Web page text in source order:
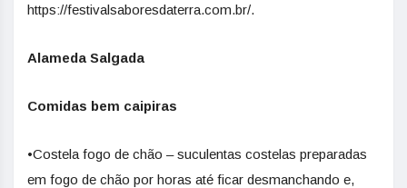
https://festivalsaboresdaterra.com.br/.
Alameda Salgada
Comidas bem caipiras
•Costela fogo de chão – suculentas costelas preparadas
em fogo de chão por horas até ficar desmanchando e,